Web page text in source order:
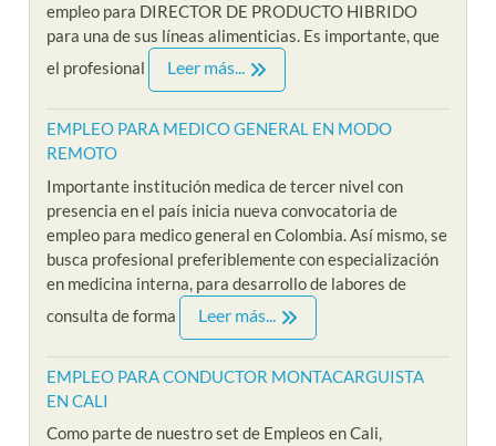
empleo para DIRECTOR DE PRODUCTO HIBRIDO
para una de sus líneas alimenticias. Es importante, que
el profesional
Leer más...
EMPLEO PARA MEDICO GENERAL EN MODO
REMOTO
Importante institución medica de tercer nivel con
presencia en el país inicia nueva convocatoria de
empleo para medico general en Colombia. Así mismo, se
busca profesional preferiblemente con especialización
en medicina interna, para desarrollo de labores de
consulta de forma
Leer más...
EMPLEO PARA CONDUCTOR MONTACARGUISTA
EN CALI
Como parte de nuestro set de Empleos en Cali,